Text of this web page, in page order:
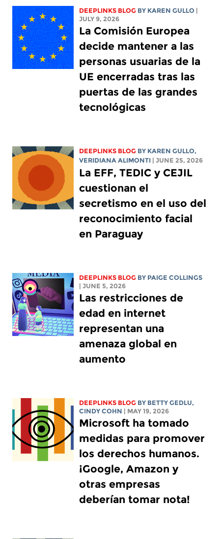
DEEPLINKS BLOG BY KAREN GULLO
JULY 9, 2026
La Comisión Europea
decide mantener a las
personas usuarias de la
UE encerradas tras las
puertas de las grandes
tecnológicas
DEEPLINKS BLOG BY KAREN GULLO,
VERIDIANA ALIMONTI
| JUNE 25, 2026
La EFF, TEDIC y CEJIL
cuestionan el
secretismo en el uso del
reconocimiento facial
en Paraguay
DEEPLINKS BLOG BY PAIGE COLLINGS
| JUNE 5, 2026
Las restricciones de
edad en internet
representan una
amenaza global en
aumento
DEEPLINKS BLOG BY BETTY GEDLU,
CINDY COHN
| MAY 19, 2026
Microsoft ha tomado
medidas para promover
los derechos humanos.
¡Google, Amazon y
otras empresas
deberían tomar nota!